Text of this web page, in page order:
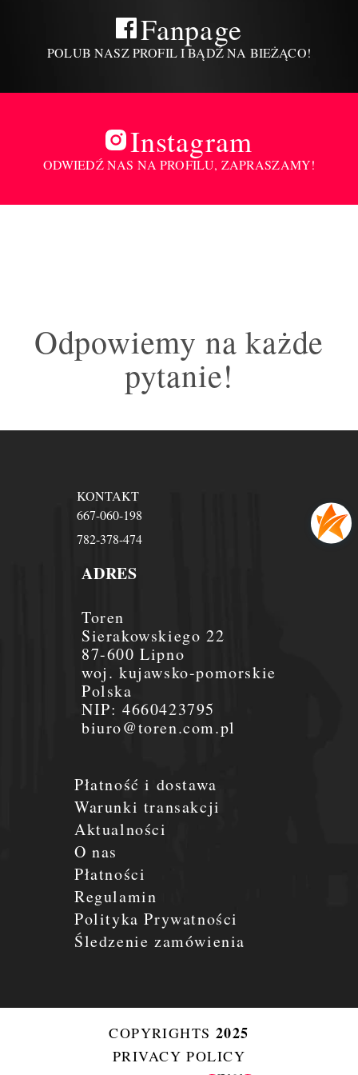
Fanpage
POLUB NASZ PROFIL I BĄDŹ NA BIEŻĄCO!
Instagram
ODWIEDŹ NAS NA PROFILU, ZAPRASZAMY!
Odpowiemy na każde
pytanie!
Płatność i dostawa
Warunki transakcji
Aktualności
O nas
Płatności
Regulamin
Polityka Prywatności
Śledzenie zamówienia
ADRES
Toren
Sierakowskiego 22
87-600 Lipno
woj. kujawsko-pomorskie
Polska
NIP:4660423795
biuro@toren.com.pl
KONTAKT
667-060-198
782-378-474
COPYRIGHTS 2025
PRIVACY POLICY